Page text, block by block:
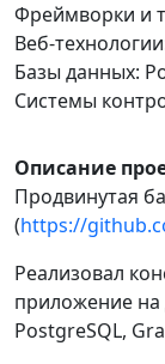
Фреймворки и
Веб-
Базы данных:
Системы
Описание
Продвинутая
(https://
Реализовал
приложение на
PostgreSQL,